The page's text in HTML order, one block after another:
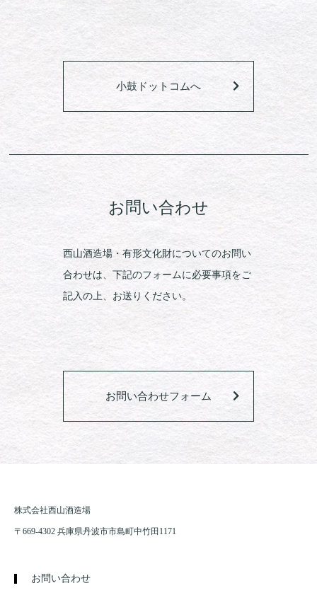
小鼓ドットコムへ
お問い合わせ
西山酒造場・有形文化財についてのお問い
合わせは、下記のフォームに必要事項をご
記入の上、お送りください。
お問い合わせフォーム
株式会社西山酒造場
〒669-4302 兵庫県丹波市市島町中竹田1171
お問い合わせ